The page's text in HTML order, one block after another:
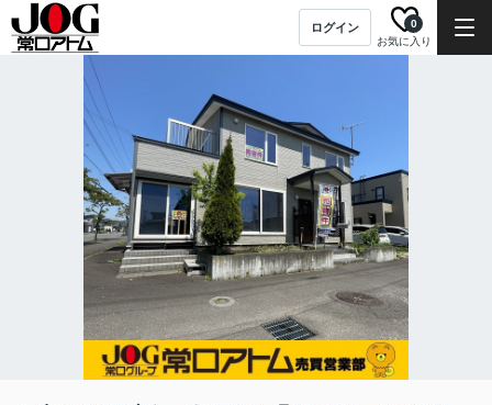
ログイン
お気に入り
0